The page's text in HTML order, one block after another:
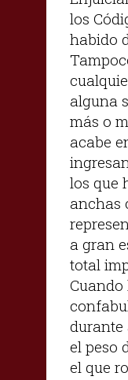
los
habido
alguna
más o
acabe
los que
anchas
a gran
total
Cuando
durante
el peso
el que